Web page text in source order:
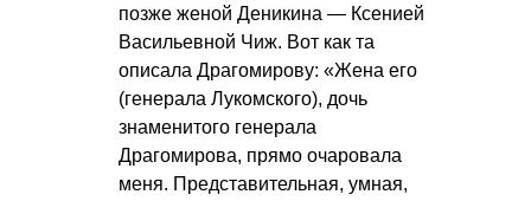
позже женой Деникина — Ксенией
Васильевной Чиж. Вот как та
описала Драгомирову: «Жена его
(генерала Лукомского), дочь
знаменитого генерала
Драгомирова, прямо очаровала
меня. Представительная, умная,